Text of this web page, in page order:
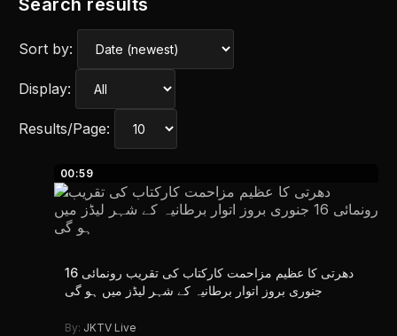
Search results
Sort by:
Display:
Results/Page:
00:59
دھرتی کا عظیم مزاحمت کارکتاب کی تقریب رونمائی 16
جنوری بروز اتوار برطانیہ کے شہر لیڈز میں ہو گی
By: JKTV Live